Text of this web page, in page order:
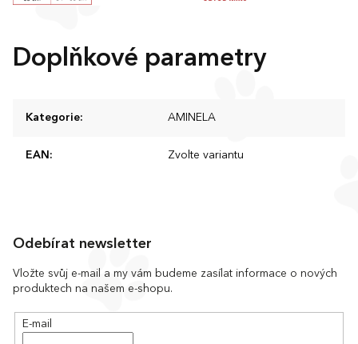
Doplňkové parametry
Kategorie: AMINELA
EAN : Zvolte variantu
Odebírat newsletter
Vložte svůj e-mail a my vám budeme zasílat informace o nových
produktech na našem e-shopu.
E-mail